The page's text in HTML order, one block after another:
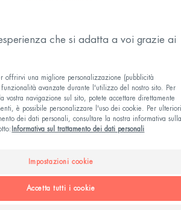
appaiono distesi e più freschi:
viso agisce su tutti i segni visibili
cutaneo grazie alla sua
di principi attivi brevettati*. I
a contrastare il rilassamento
(o Sytenol™), un'alternativa
aiuta a mantenere delineati i
che si adatta a voi grazie ai
offrirvi una migliore personalizzazione (pubblicità
avanzate durante l'utilizzo del nostro sito. Per
vostra navigazione sul sito, potete accettare direttamente
è possibile personalizzare l'uso dei cookie. Per
dei dati personali, consultare la nostra informativa
Informativa sul trattamento dei dati personali
Impostazioni cookie
Accetta tutti i cookie